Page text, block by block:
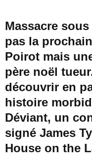
Massacre
pas la
Poirot mais
père noël
découvrir en
histoire
Déviant, un
signé James
House on the